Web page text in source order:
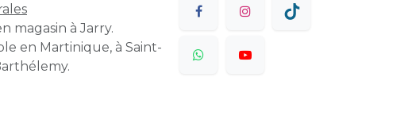
magasin à Jarry.
en Martinique, à Saint-